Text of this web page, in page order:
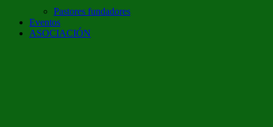
Pastores fundadores
Eventos
ASOCIACIÓN